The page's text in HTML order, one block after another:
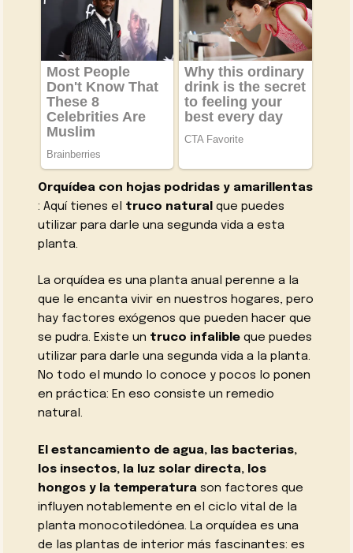
Orquídea con hojas podridas y amarillentas
: Aquí tienes el truco natural que puedes
utilizar para darle una segunda vida a esta
planta.
La orquídea es una planta anual perenne a la
que le encanta vivir en nuestros hogares, pero
hay factores exógenos que pueden hacer que
se pudra. Existe un truco infalible que puedes
utilizar para darle una segunda vida a la planta.
No todo el mundo lo conoce y pocos lo ponen
en práctica: En eso consiste un remedio
natural.
El estancamiento de agua, las bacterias,
los insectos, la luz solar directa, los
hongos y la temperatura son factores que
influyen notablemente en el ciclo vital de la
planta monocotiledónea. La orquídea es una
de las plantas de interior más fascinantes: es